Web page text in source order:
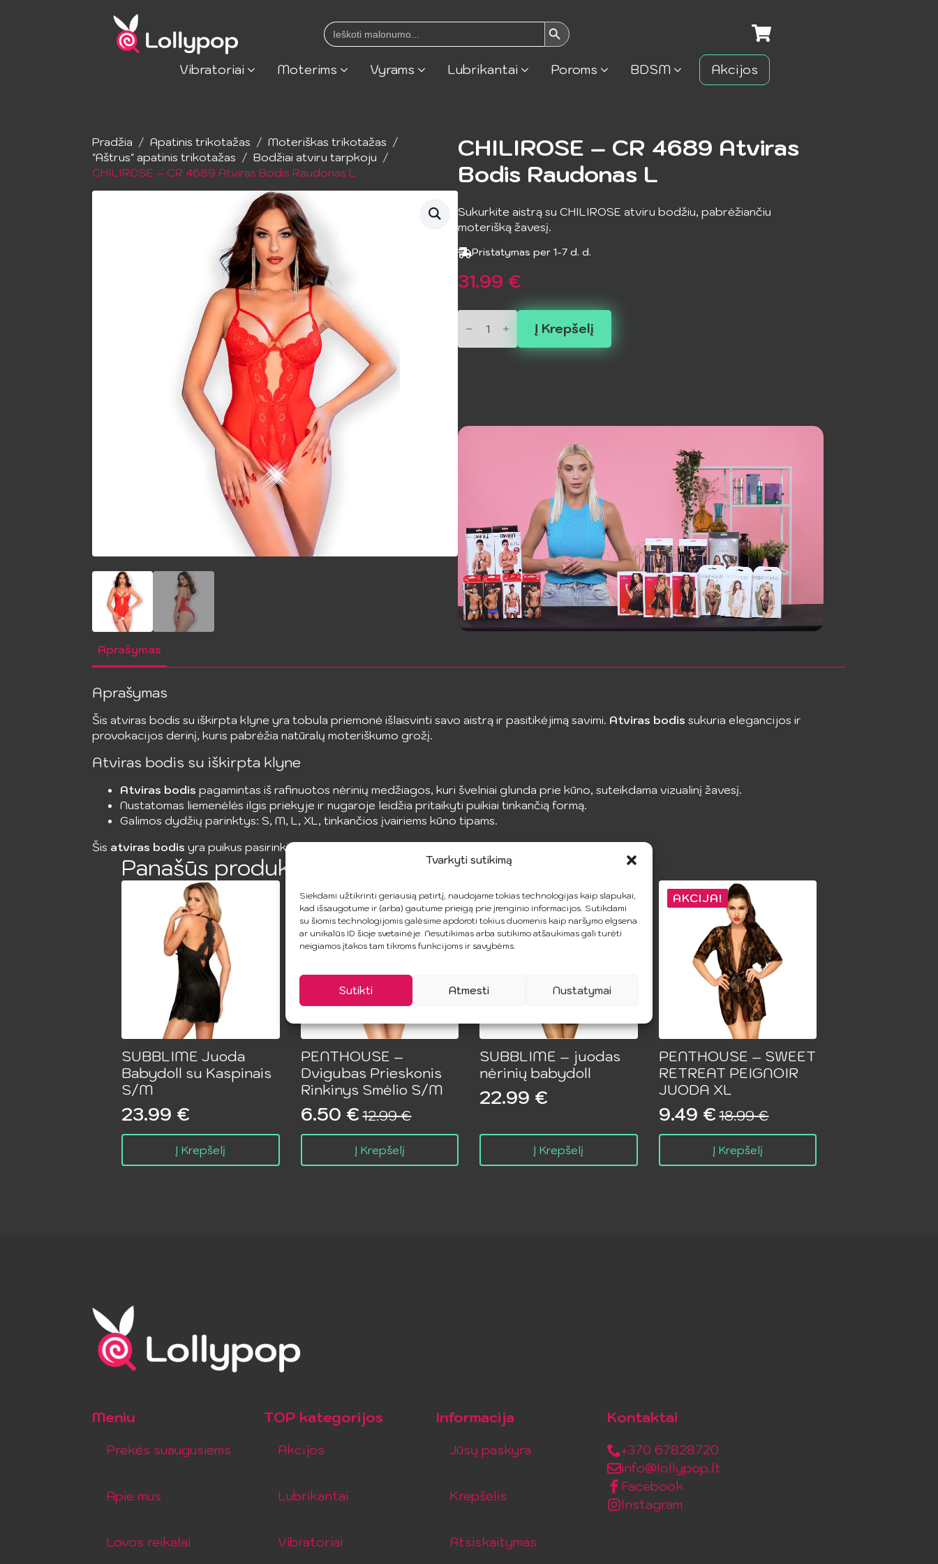
Tvarkyti sutikimą
Siekdami užtikrinti geriausią patirtį, naudojame tokias technologijas kaip slapukai,
kad išsaugotume ir (arba) gautume prieigą prie įrenginio informacijos. Sutikdami
su šiomis technologijomis galėsime apdoroti tokius duomenis kaip naršymo elgsena
ar unikalūs ID šioje svetainėje. Nesutikimas arba sutikimo atšaukimas gali turėti
neigiamos įtakos tam tikroms funkcijoms ir savybėms.
Sutikti Atmesti Nustatymai
Search
for:
Search Button
Vibratoriai Moterims Vyrams Lubrikantai Poroms BDSM Akcijos
Pradžia Apatinis trikotažas
Moteriškas trikotažas
"Aštrus" apatinis trikotažas
Bodžiai atviru tarpkoju
CHILIROSE – CR 4689 Atviras Bodis Raudonas L
CHILIROSE – CR 4689 Atviras
Bodis Raudonas L
Sukurkite aistrą su CHILIROSE atviru bodžiu, pabrėžiančiu
moterišką žavesį.
Pristatymas per 1-7 d. d.
31.99 €
produkto
kiekis:
CHILIROSE
-
Į Krepšelį
Aprašymas
Aprašymas
Šis atviras bodis su iškirpta klyne yra tobula priemonė išlaisvinti savo aistrą ir pasitikėjimą savimi. Atviras bodis sukuria elegancijos ir
provokacijos derinį, kuris pabrėžia natūralų moteriškumo grožį.
Atviras bodis su iškirpta klyne
Atviras bodis pagamintas iš rafinuotos nėrinių medžiagos, kuri švelniai glunda prie kūno, suteikdama vizualinį žavesį.
Nustatomas liemenėlės ilgis priekyje ir nugaroje leidžia pritaikyti puikiai tinkančią formą.
Galimos dydžių parinktys: S, M, L, XL, tinkančios įvairiems kūno tipams.
Šis atviras bodis yra puikus pasirinkimas ypatingai nakčiai ar tiesiog norint atskleisti savo vidinę deivę.
Panašūs produktai
SUBBLIME Juoda
Babydoll su Kaspinais
S/M
23.99 €
Į Krepšelį
AKCIJA!
PENTHOUSE –
Dvigubas Prieskonis
Rinkinys Smėlio S/M
12.99€
Original
price
was:
6.50 €
Current
price
is:
Į Krepšelį
SUBBLIME – juodas
nėrinių babydoll
22.99 €
Į Krepšelį
AKCIJA!
PENTHOUSE – SWEET
RETREAT PEIGNOIR
JUODA XL
18.99€
Original
price
was:
9.49 €
Current
price
is:
Į Krepšelį
Meniu
Prekės suaugusiems
Apie mus
Lovos reikalai
TOP kategorijos
Akcijos
Lubrikantai
Vibratoriai
Informacija
Jūsų paskyra
Krepšelis
Atsiskaitymas
Kontaktai
+370 67828720
info@lollypop.lt
Facebook
Instagram